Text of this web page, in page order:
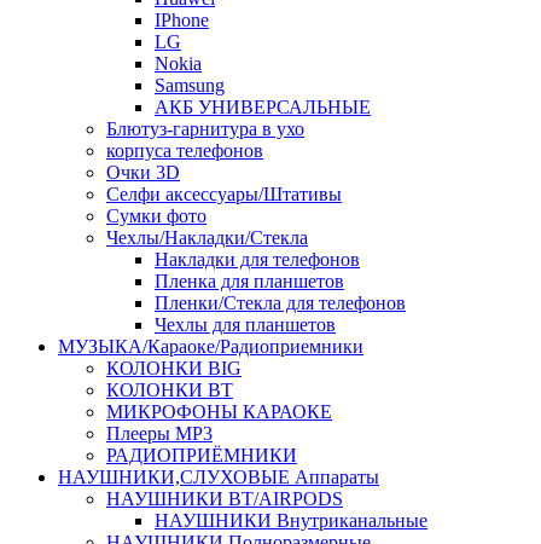
IPhone
LG
Nokia
Samsung
АКБ УНИВЕРСАЛЬНЫЕ
Блютуз-гарнитура в ухо
корпуса телефонов
Очки 3D
Селфи аксессуары/Штативы
Сумки фото
Чехлы/Накладки/Стекла
Накладки для телефонов
Пленка для планшетов
Пленки/Стекла для телефонов
Чехлы для планшетов
МУЗЫКА/Караоке/Радиоприемники
КОЛОНКИ BIG
КОЛОНКИ BT
МИКРОФОНЫ КАРАОКЕ
Плееры MP3
РАДИОПРИЁМНИКИ
НАУШНИКИ,СЛУХОВЫЕ Аппараты
НАУШНИКИ BT/AIRPODS
НАУШНИКИ Внутриканальные